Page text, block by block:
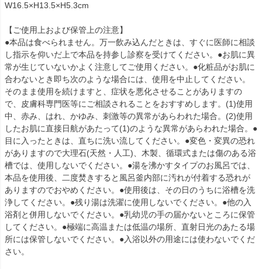
W16.5×H13.5×H5.3cm
【ご使用上および保管上の注意】
●本品は食べられません。万一飲み込んだときは、すぐに医師に相談
し指示を仰いだ上で本品を持参し診察を受けてください。●お肌に異
常が生じていないかよく注意してご使用ください。●化粧品がお肌に
合わないとき即ち次のような場合には、使用を中止してください。
そのまま使用を続けますと、症状を悪化させることがありますの
で、皮膚科専門医等にご相談されることをおすすめします。(1)使用
中、赤み、はれ、かゆみ、刺激等の異常があらわれた場合。(2)使用
したお肌に直接日航があたって(1)のような異常があらわれた場合。●
目に入ったときは、直ちに洗い流してください。●変色・変異の恐れ
がありますので大理石(天然・人工)、木製、循環式または傷のある浴
槽では、使用しないでください。●湯を沸かすタイプのお風呂では、
本品を使用後、二度焚きすると風呂釜内部に汚れが付着する恐れが
ありますのでおやめください。●使用後は、その日のうちに浴槽を洗
浄してください。●残り湯は洗濯に使用しないでください。●他の入
浴剤と併用しないでください。●乳幼児の手の届かないところに保管
してください。●極端に高温または低温の場所、直射日光のあたる場
所には保管しないでください。●入浴以外の用途には使わないでくだ
さい。